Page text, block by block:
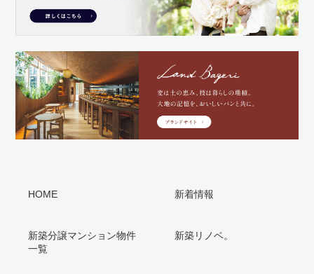
HOME 新着情報
新築分譲マンション物件
一覧
新築リノベ。